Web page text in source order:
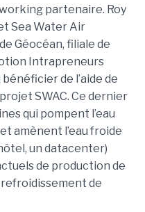
partenaire. Roy
Sea Water Air
Géocéan, filiale de
Intrapreneurs
bénéficier de l’aide de
SWAC. Ce dernier
qui pompent l’eau
amènent l’eau froide
un datacenter)
de production de
refroidissement de